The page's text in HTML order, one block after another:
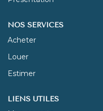
NOS SERVICES
Acheter
Louer
Estimer
LIENS UTILES